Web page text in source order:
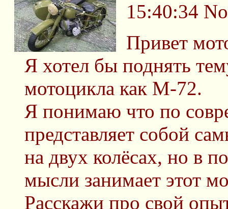
15:40:34
Привет
Я хотел бы поднять
мотоцикла как М-72.
Я понимаю что по
представляет собой
на двух колёсах, но в
мысли занимает этот
Расскажи про свой